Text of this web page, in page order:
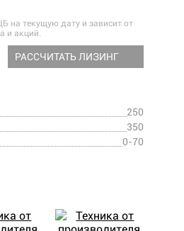
на текущую дату и зависит от
и акций.
РАССЧИТАТЬ ЛИЗИНГ
250
350
0-70